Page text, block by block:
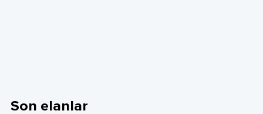
Son elanlar